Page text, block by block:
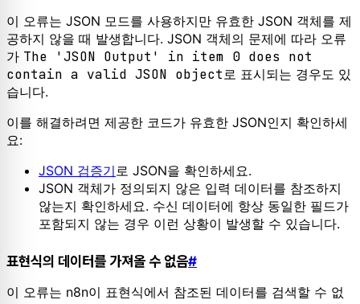
이 오류는 JSON 모드를 사용하지만 유효한 JSON 객체를 제
공하지 않을 때 발생합니다. JSON 객체의 문제에 따라 오류
가 The 'JSON Output' in item 0 does not
contain a valid JSON object 로 표시되는 경우도 있
습니다.
이를 해결하려면 제공한 코드가 유효한 JSON인지 확인하세
요:
JSON 검증기 로 JSON을 확인하세요.
JSON 객체가 정의되지 않은 입력 데이터를 참조하지
않는지 확인하세요. 수신 데이터에 항상 동일한 필드가
포함되지 않는 경우 이런 상황이 발생할 수 있습니다.
표현식의 데이터를 가져올 수 없음#
이 오류는 n8n이 표현식에서 참조된 데이터를 검색할 수 없